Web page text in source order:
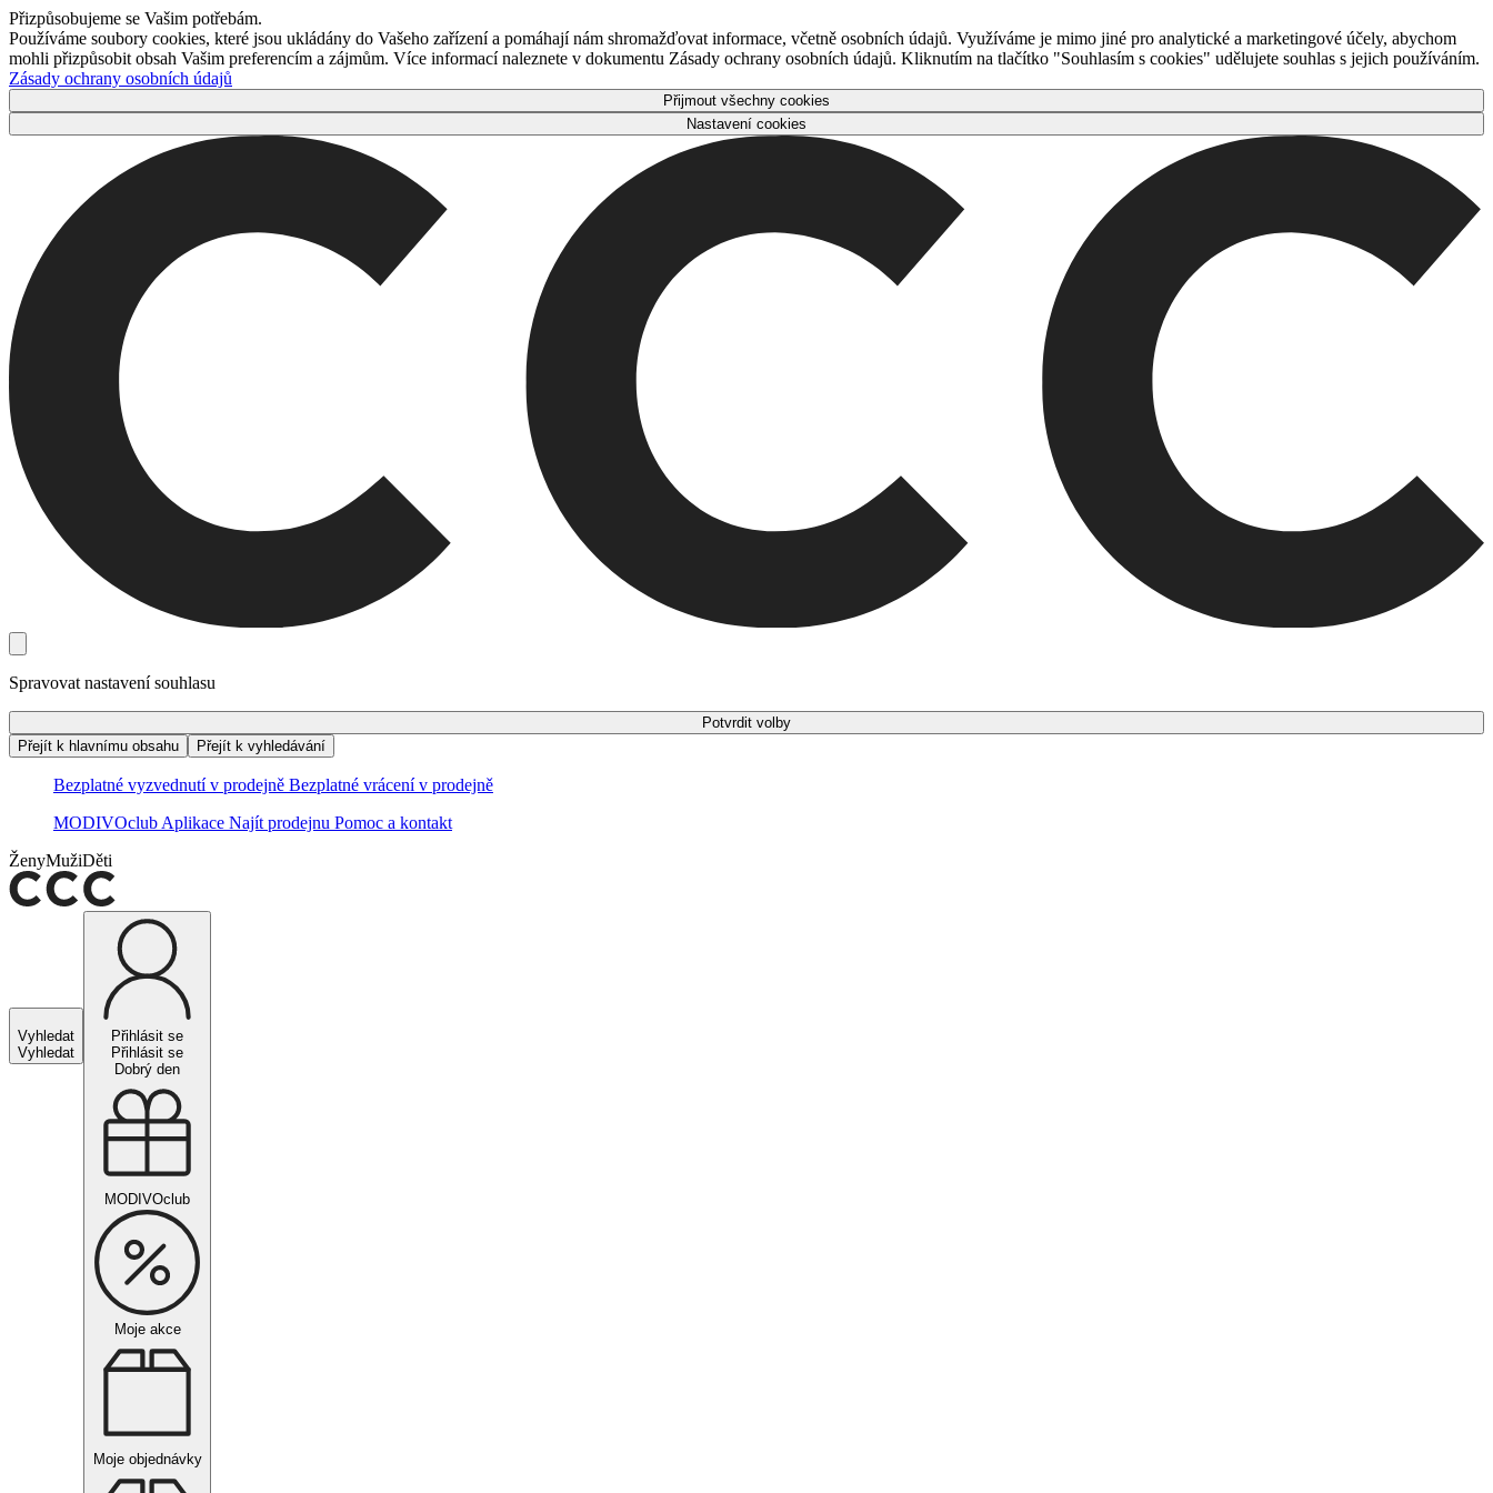
Přizpůsobujeme se Vašim potřebám.
Používáme soubory cookies, které jsou ukládány do Vašeho zařízení a pomáhají nám shromažďovat informace, včetně osobních údajů. Využíváme je mimo jiné pro analytické a marketingové účely, abychom
mohli přizpůsobit obsah Vašim preferencím a zájmům. Více informací naleznete v dokumentu Zásady ochrany osobních údajů. Kliknutím na tlačítko "Souhlasím s cookies" udělujete souhlas s jejich používáním.
Zásady ochrany osobních údajů
Přijmout všechny cookies
Nastavení cookies
Spravovat nastavení souhlasu
Potvrdit volby
Přejít k hlavnímu obsahu
Přejít k vyhledávání
Bezplatné vyzvednutí v prodejně Bezplatné vrácení v prodejně
MODIVOclub Aplikace Najít prodejnu Pomoc a kontakt
ŽenyMužiDěti
Vyhledat
Vyhledat
Přihlásit se
Přihlásit se
Dobrý den
MODIVOclub
Moje akce
Moje objednávky